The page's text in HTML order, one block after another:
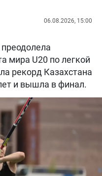
06.08.2026, 15:00
мира U20 по легкой
рекорд Казахстана
и вышла в финал.